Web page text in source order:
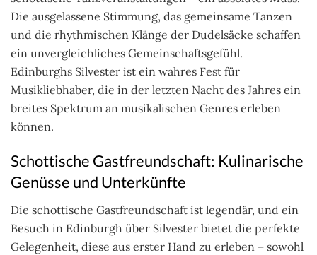
Die ausgelassene Stimmung, das gemeinsame Tanzen
und die rhythmischen Klänge der Dudelsäcke schaffen
ein unvergleichliches Gemeinschaftsgefühl.
Edinburghs Silvester ist ein wahres Fest für
Musikliebhaber, die in der letzten Nacht des Jahres ein
breites Spektrum an musikalischen Genres erleben
können.
Schottische Gastfreundschaft: Kulinarische
Genüsse und Unterkünfte
Die schottische Gastfreundschaft ist legendär, und ein
Besuch in Edinburgh über Silvester bietet die perfekte
Gelegenheit, diese aus erster Hand zu erleben – sowohl